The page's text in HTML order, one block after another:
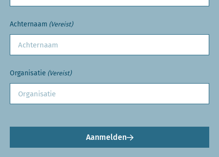
Achternaam (Vereist)
Organisatie (Vereist)
Aanmelden